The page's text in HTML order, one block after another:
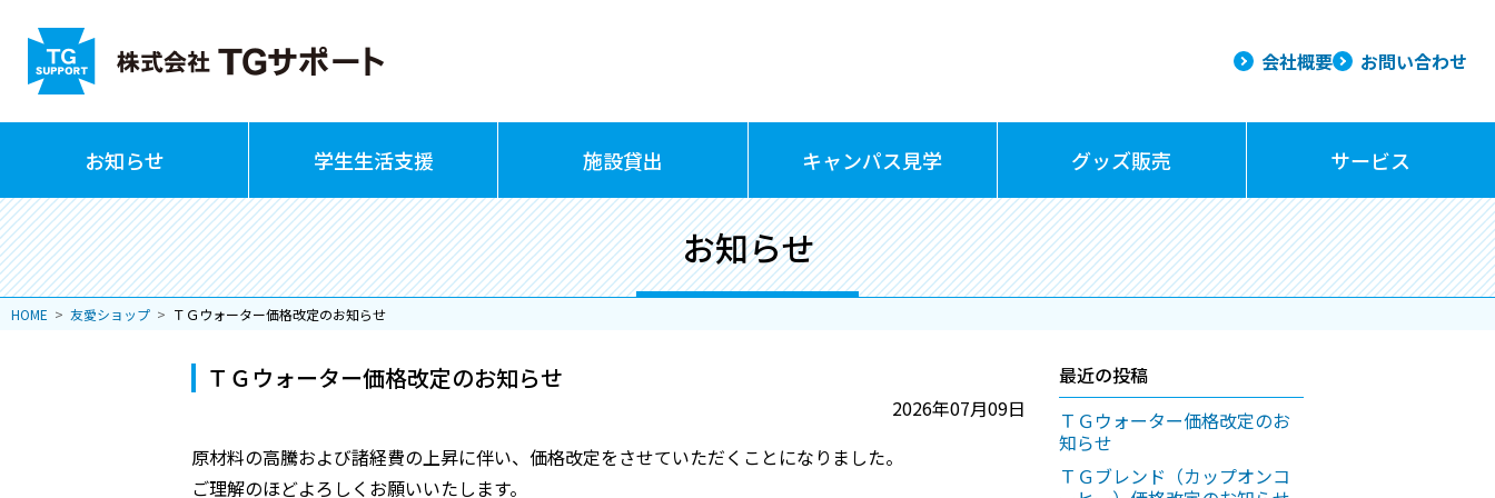
会社概要 お問い合わせ
お知らせ 学生生活支援 施設貸出 キャンパス見学 グッズ販売 サービス
お知らせ
HOME 友愛ショップ ＴＧウォーター価格改定のお知らせ
ＴＧウォーター価格改定のお知らせ
2026年07月09日
原材料の高騰および諸経費の上昇に伴い、価格改定をさせていただくことになりました。
ご理解のほどよろしくお願いいたします。
最近の投稿
ＴＧウォーター価格改定のお
知らせ
ＴＧブレンド（カップオンコ